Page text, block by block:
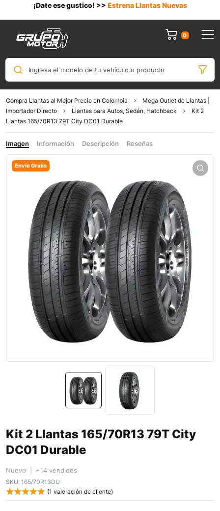
¡Date ese gustico! >> Estrena Llantas Nuevas
0
Ingresa el modelo de tu vehículo o producto
Compra Llantas al Mejor Precio en Colombia
Mega Outlet de Llantas |
Importador Directo
Llantas para Autos, Sedán, Hatchback
Kit 2
Llantas 165/70R13 79T City DC01 Durable
Imagen Información Descripción Reseñas
Envío Gratis
Kit 2 Llantas 165/70R13 79T City
DC01 Durable
Nuevo | +14 vendidos
SKU: 165/70R13DU
(1 valoración de cliente)